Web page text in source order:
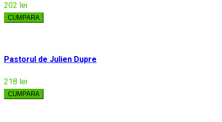
202 lei
CUMPARA
Pastorul de Julien Dupre
218 lei
CUMPARA